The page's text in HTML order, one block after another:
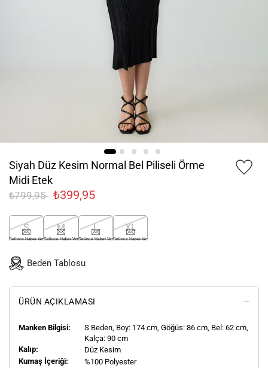
Siyah Düz Kesim Normal Bel Piliseli Örme
Midi Etek
₺799,95 ₺399,95
S
Gelince Haber Ver
M
Gelince Haber Ver
L
Gelince Haber Ver
XL
Gelince Haber Ver
Beden Tablosu
ÜRÜN AÇIKLAMASI
Manken Bilgisi: S Beden, Boy: 174 cm, Göğüs: 86 cm, Bel: 62 cm,
Kalça: 90 cm
Kalıp:
Düz Kesim
Kumaş İçeriği:
%100 Polyester